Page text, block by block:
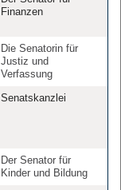
Finanzen
Die Senatorin für
Justiz und
Verfassung
Senatskanzlei
Der Senator für
Kinder und Bildung